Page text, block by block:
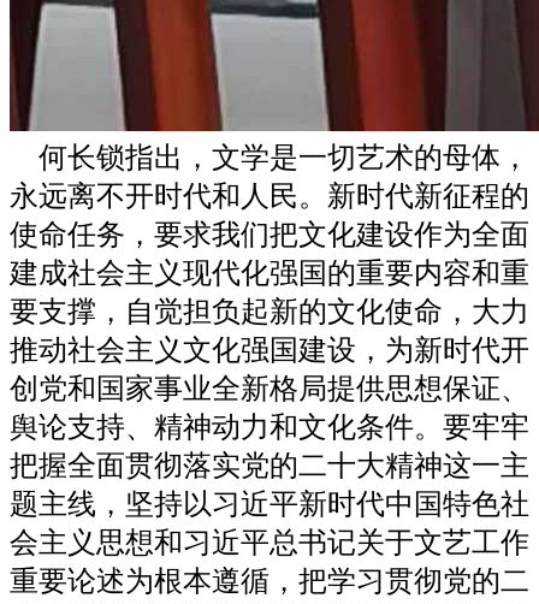
何长锁指出，文学是一切艺术的母体，
永远离不开时代和人民。新时代新征程的
使命任务，要求我们把文化建设作为全面
建成社会主义现代化强国的重要内容和重
要支撑，自觉担负起新的文化使命，大力
推动社会主义文化强国建设，为新时代开
创党和国家事业全新格局提供思想保证、
舆论支持、精神动力和文化条件。要牢牢
把握全面贯彻落实党的二十大精神这一主
题主线，坚持以习近平新时代中国特色社
会主义思想和习近平总书记关于文艺工作
重要论述为根本遵循，把学习贯彻党的二